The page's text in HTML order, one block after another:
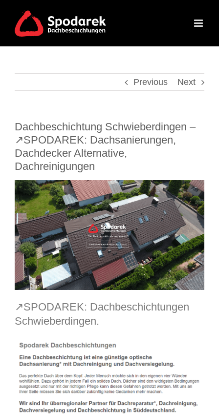
content
Previous Next
Dachbeschichtung Schwieberdingen –
↗️SPODAREK: Dachsanierungen,
Dachdecker Alternative,
Dachreinigungen
↗️SPODAREK: Dachbeschichtungen
Schwieberdingen.